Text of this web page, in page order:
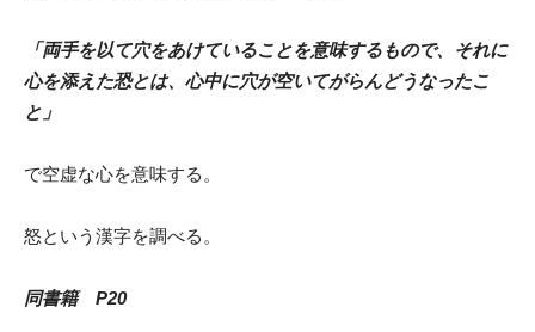
「両手を以て穴をあけていることを意味するもので、それに
心を添えた恐とは、心中に穴が空いてがらんどうなったこ
と」
で空虚な心を意味する。
怒という漢字を調べる。
同書籍 P20